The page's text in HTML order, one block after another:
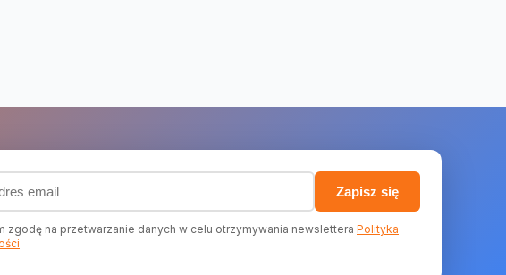
(wymagany)
Zapisz się
zgodę na przetwarzanie danych w celu otrzymywania newslettera Polityka